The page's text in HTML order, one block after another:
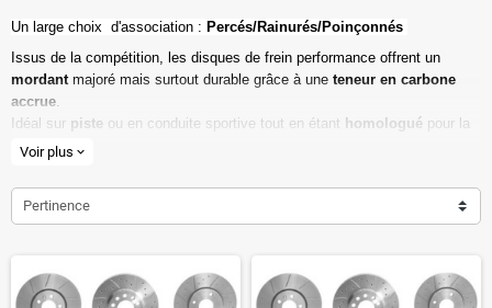
Un l arge choix d'association : Percés/Rainurés/Poinçonnés
Issus de la compétition, les disques de frein performance offrent un
mordant majoré mais surtout durable grâce à une teneur en carbone
accrue.
Idéal sur piste ou en conduite sportive tout en étant homologué pour la
route ouverte.
Dimensions d'origine respectées
Voir plus expand_more
Pertinence